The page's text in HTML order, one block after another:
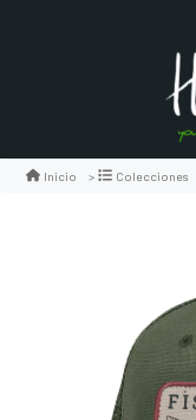
Inicio Colecciones